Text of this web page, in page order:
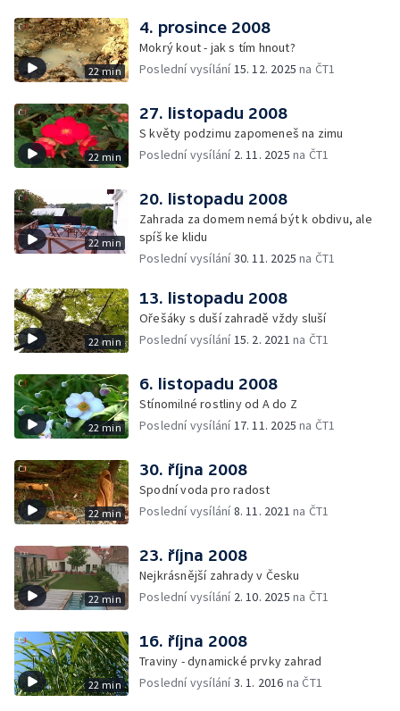
22 min
4. prosince 2008
Mokrý kout - jak s tím hnout?
Poslední vysílání15. 12. 2025 na ČT1
22 min
27. listopadu 2008
S květy podzimu zapomeneš na zimu
Poslední vysílání 2. 11. 2025 na ČT1
22 min
20. listopadu 2008
Zahrada za domem nemá být k obdivu, ale
spíš ke klidu
Poslední vysílání30. 11. 2025 na ČT1
22 min
13. listopadu 2008
Ořešáky s duší zahradě vždy sluší
Poslední vysílání15. 2. 2021 na ČT1
22 min
6. listopadu 2008
Stínomilné rostliny od A do Z
Poslední vysílání17. 11. 2025 na ČT1
22 min
30. října 2008
Spodní voda pro radost
Poslední vysílání8. 11. 2021 na ČT1
22 min
23. října 2008
Nejkrásnější zahrady v Česku
Poslední vysílání 2. 10. 2025 na ČT1
22 min
16. října 2008
Traviny - dynamické prvky zahrad
Poslední vysílání3. 1. 2016 na ČT1